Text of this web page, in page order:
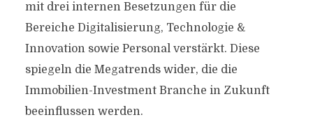
mit drei internen Besetzungen für die
Bereiche Digitalisierung, Technologie &
Innovation sowie Personal verstärkt. Diese
spiegeln die Megatrends wider, die die
Immobilien-Investment Branche in Zukunft
beeinflussen werden.